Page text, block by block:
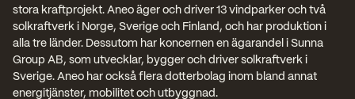
stora kraftprojekt. Aneo äger och driver 13 vindparker och två
solkraftverk i Norge, Sverige och Finland, och har produktion i
alla tre länder. Dessutom har koncernen en ägarandel i Sunna
Group AB, som utvecklar, bygger och driver solkraftverk i
Sverige. Aneo har också flera dotterbolag inom bland annat
energitjänster, mobilitet och utbyggnad.